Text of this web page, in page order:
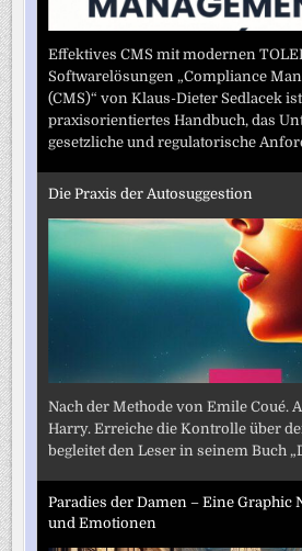
Effektives CMS mit modernen
Softwarelösungen „Compliance
(CMS)“ von Klaus-Dieter Sedlacek
praxisorientiertes Handbuch, das
gesetzliche und regulatorische
Die Praxis der Autosuggestion
Nach der Methode von Emile Coué.
Harry. Erreiche die Kontrolle über
begleitet den Leser in seinem Buch
Paradies der Damen – Eine Graphic
und Emotionen